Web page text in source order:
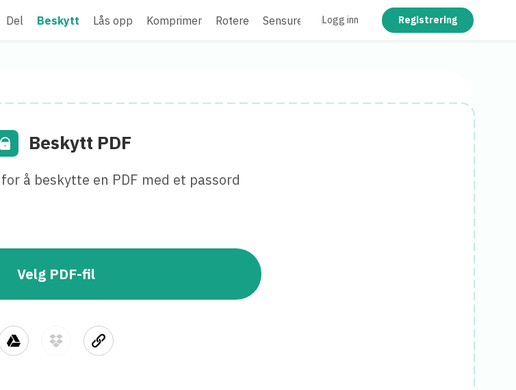
Del Beskytt Lås opp Komprimer Rotere Sensurer Flate ut
Logg inn Registrering
Beskytt PDF
å beskytte en PDF med et passord
Velg PDF-fil